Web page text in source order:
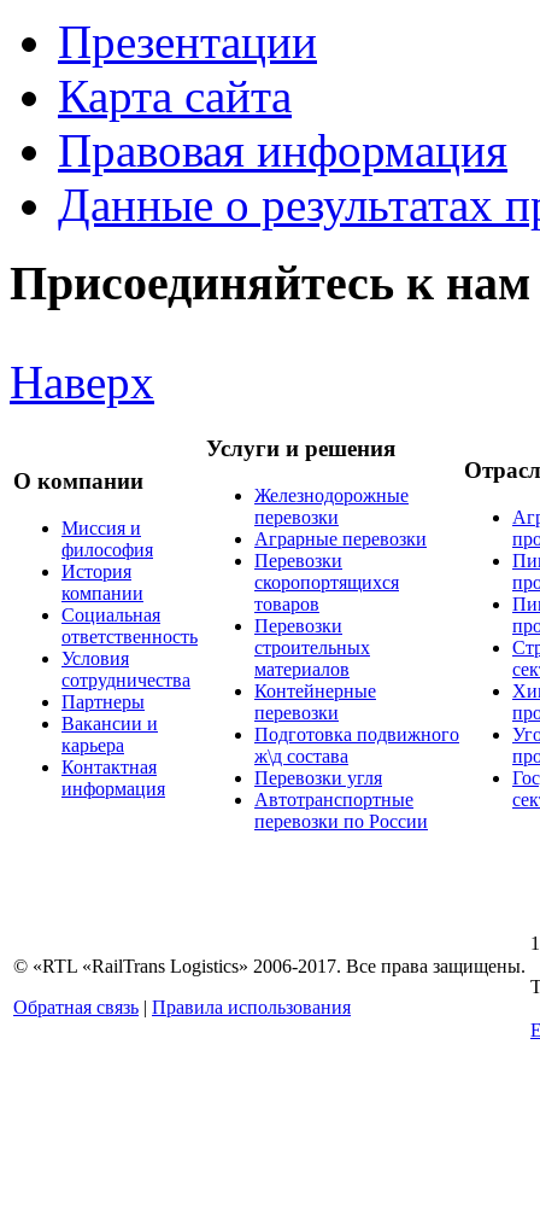
Презентации
Карта сайта
Правовая информация
Данные о результатах
Присоединяйтесь к нам
Наверх
О компании
Миссия и
философия
История
компании
Социальная
ответственность
Условия
сотрудничества
Партнеры
Вакансии и
карьера
Контактная
информация
Услуги и решения
Железнодорожные
перевозки
Аграрные перевозки
Перевозки
скоропортящихся
товаров
Перевозки
строительных
материалов
Контейнерные
перевозки
Подготовка подвижного
ж\д состава
Перевозки угля
Автотранспортные
перевозки по России
© «RTL «RailTrans Logistics» 2006-2017. Все права защищены.
Обратная связь | Правила использования